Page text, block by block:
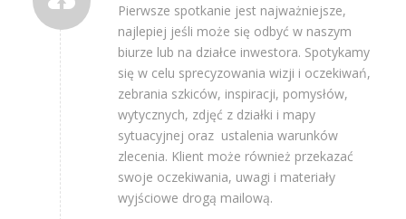
Pierwsze spotkanie jest najważniejsze,
najlepiej jeśli może się odbyć w naszym
biurze lub na działce inwestora. Spotykamy
się w celu sprecyzowania wizji i oczekiwań,
zebrania szkiców, inspiracji, pomysłów,
wytycznych, zdjęć z działki i mapy
sytuacyjnej oraz ustalenia warunków
zlecenia. Klient może również przekazać
swoje oczekiwania, uwagi i materiały
wyjściowe drogą mailową.